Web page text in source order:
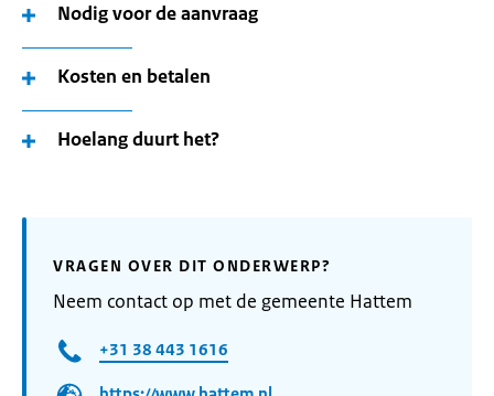
Nodig voor de aanvraag
Kosten en betalen
Hoelang duurt het?
VRAGEN OVER DIT ONDERWERP?
Neem contact op met de gemeente Hattem
+31 38 443 1616